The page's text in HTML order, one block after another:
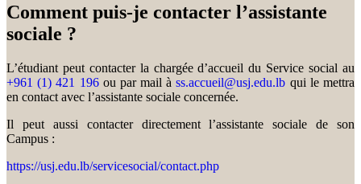
Comment puis-je contacter l’assistante
sociale ?
L’étudiant peut contacter la chargée d’accueil du Service social au
+961 (1) 421 196ou par mail àss.accueil@usj.edu.lb qui le mettra
en contact avec l’assistante sociale concernée.
Il peut aussi contacter directement l’assistante sociale de son
Campus :
https://usj.edu.lb/servicesocial/contact.php